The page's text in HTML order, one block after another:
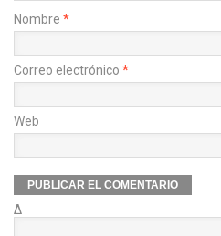
Nombre *
Correo electrónico *
Web
Δ